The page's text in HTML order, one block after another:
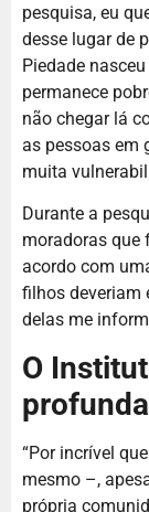
pesquisa, eu
desse lugar de
Piedade
permanece
não chegar lá
as pessoas em
muita
Durante a
moradoras que
acordo com
filhos deveriam
delas me
O
“Por incrível
mesmo –,
própria